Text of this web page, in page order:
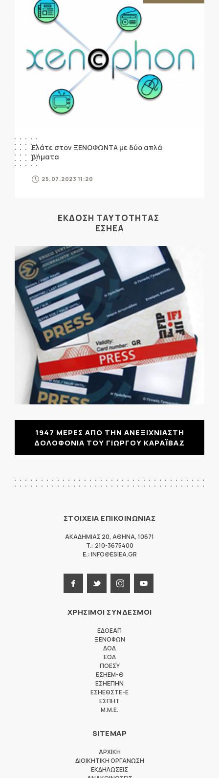
Ελάτε στον ΞΕΝΟΦΩΝΤΑ με δύο απλά
βήματα
25.07.2023 11:20
ΕΚΔΟΣΗ ΤΑΥΤΟΤΗΤΑΣ
ΕΣΗΕΑ
1947 ΜΕΡΕΣ ΑΠΟ ΤΗΝ ΑΝΕΞΙΧΝΙΑΣΤΗ
ΔΟΛΟΦΟΝΙΑ ΤΟΥ ΓΙΩΡΓΟΥ ΚΑΡΑΪΒΑΖ
ΣΤΟΙΧΕΙΑ ΕΠΙΚΟΙΝΩΝΙΑΣ
ΑΚΑΔΗΜΙΑΣ 20, ΑΘΗΝΑ, 10671
T.: 210-3675400
E.:INFO@ESIEA.GR
ΧΡΗΣΙΜΟΙ ΣΥΝΔΕΣΜΟΙ
ΕΔΟΕΑΠ
ΞΕΝΟΦΩΝ
ΔΟΔ
ΕΟΔ
ΠΟΕΣΥ
ΕΣΗΕΜ-Θ
ΕΣΗΕΠΗΝ
ΕΣΗΕΘΣΤΕ-Ε
ΕΣΠΗΤ
M.M.E.
SITEMAP
ΑΡΧΙΚΗ
ΔΙΟΙΚΗΤΙΚΗ ΟΡΓΑΝΩΣΗ
ΕΚΔΗΛΩΣΕΙΣ